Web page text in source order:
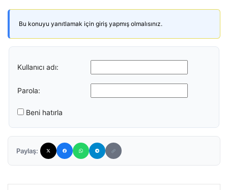
Bu konuyu yanıtlamak için giriş yapmış olmalısınız.
Kullanıcı adı:
Parola:
Beni hatırla
Paylaş: